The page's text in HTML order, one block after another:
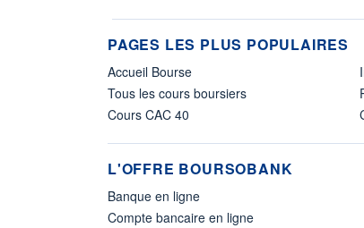
PAGES LES PLUS POPULAIRES
Accueil Bourse
Tous les cours boursiers
Cours CAC 40
L'OFFRE BOURSOBANK
Banque en ligne
Compte bancaire en ligne